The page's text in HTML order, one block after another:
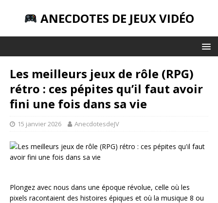
ANECDOTES DE JEUX VIDÉO
Les meilleurs jeux de rôle (RPG)
rétro : ces pépites qu’il faut avoir
fini une fois dans sa vie
15 janvier 2026 AnecdotesdeJV
Plongez avec nous dans une époque révolue, celle où les
pixels racontaient des histoires épiques et où la musique 8 ou